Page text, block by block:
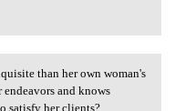
exquisite
than her own woman's
and knows
satisfy her clients?